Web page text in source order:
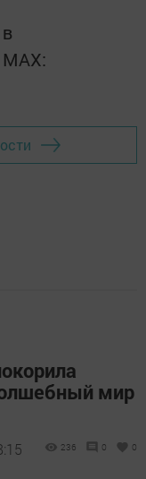
мир
236 0 0